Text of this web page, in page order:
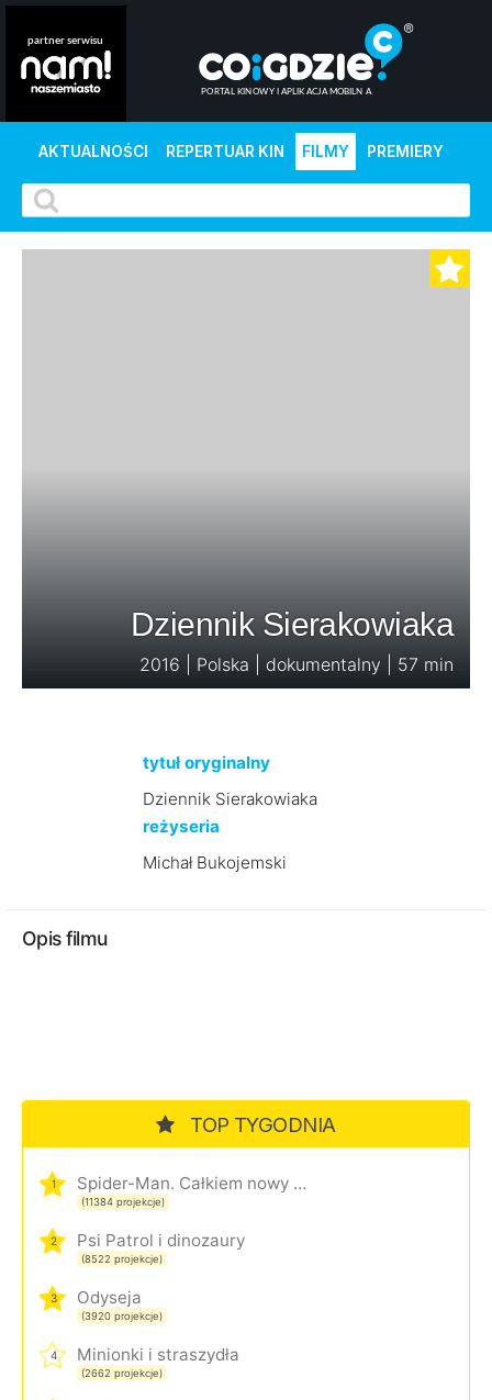
AKTUALNOŚCI REPERTUAR KIN FILMY PREMIERY
Dziennik Sierakowiaka
2016 | Polska | dokumentalny | 57 min
tytuł oryginalny
Dziennik Sierakowiaka
reżyseria
Michał Bukojemski
Opis filmu
TOP TYGODNIA
1 Spider-Man. Całkiem nowy dzień
(11384 projekcje)
2 Psi Patrol i dinozaury
(8522 projekcje)
3 Odyseja
(3920 projekcje)
4 Minionki i straszydła
(2662 projekcje)